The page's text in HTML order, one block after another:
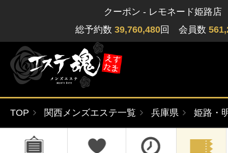
クーポン - レモネード姫路店
総予約数 39,760,480回 会員数
閲覧履歴
ゲストさん
関西版
TOP 関西メンズエステ一覧 兵庫県 姫路・